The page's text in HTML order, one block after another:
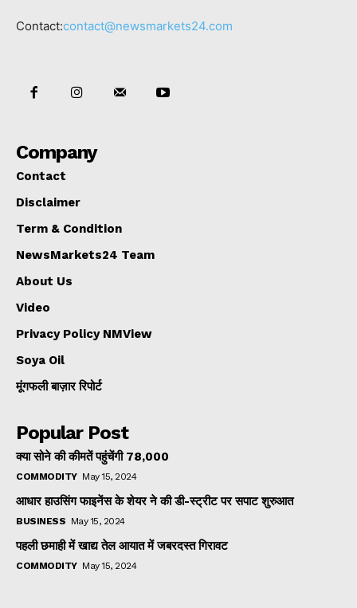
Contact:contact@newsmarkets24.com
Company
Contact
Disclaimer
Term & Condition
NewsMarkets24 Team
About Us
Video
Privacy Policy NMView
Soya Oil
मूंगफली बाज़ार रिपोर्ट
Popular Post
क्या सोने की कीमतें पहुंचेंगी ₹78,000
COMMODITY May 15, 2024
आधार हाउसिंग फाइनेंस के शेयर ने की डी-स्ट्रीट पर सपाट शुरुआत
BUSINESS May 15, 2024
पहली छमाही में खाद्य तेल आयात में जबरदस्त गिरावट
COMMODITY May 15, 2024